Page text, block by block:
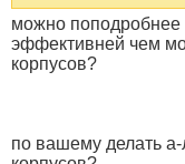
можно поподробнее
эффективней чем
корпусов?
по вашему делать